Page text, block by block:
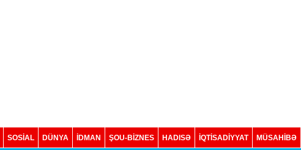
SOSIAL DÜNYA İDMAN ŞOU-BİZNES HADISƏ İQTISADIYYAT MÜSAHİBƏ